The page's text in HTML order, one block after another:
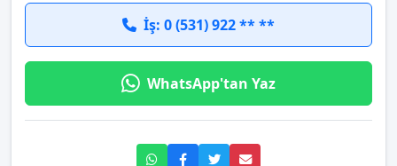
İş: 0 (531) 922 ** **
WhatsApp'tan Yaz